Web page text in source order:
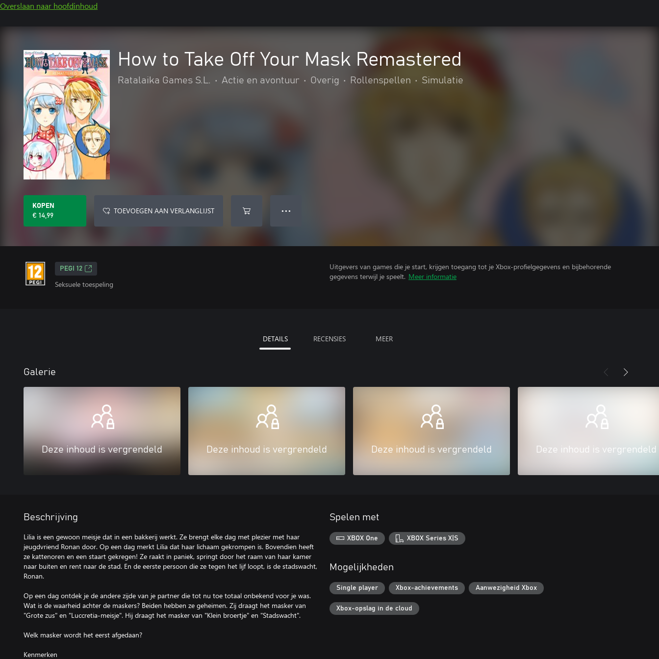
Overslaan naar hoofdinhoud
How to Take Off Your Mask Remastered
Ratalaika Games S.L. • Actie en avontuur • Overig • Rollenspellen • Simulatie
KOPEN
€ 14,99
TOEVOEGEN AAN VERLANGLIJST ● ● ●
PEGI 12
Seksuele toespeling
Uitgevers van games die je start, krijgen toegang tot je Xbox-profielgegevens en bijbehorende
gegevens terwijl je speelt. Meer informatie
DETAILS RECENSIES MEER
Galerie
Deze inhoud is vergrendeld Deze inhoud is vergrendeld Deze inhoud is vergrendeld Deze inhoud is vergrendeld
Beschrijving
Lilia is een gewoon meisje dat in een bakkerij werkt. Ze brengt elke dag met plezier met haar
jeugdvriend Ronan door. Op een dag merkt Lilia dat haar lichaam gekrompen is. Bovendien heeft
ze kattenoren en een staart gekregen! Ze raakt in paniek, springt door het raam van haar kamer
naar buiten en rent naar de stad. En de eerste persoon die ze tegen het lijf loopt, is de stadswacht,
Ronan.
Op een dag ontdek je de andere zijde van je partner die tot nu toe totaal onbekend voor je was.
Wat is de waarheid achter de maskers? Beiden hebben ze geheimen. Zij draagt het masker van
"Grote zus" en "Luccretia-meisje". Hij draagt het masker van "Klein broertje" en "Stadswacht".
Welk masker wordt het eerst afgedaan?
Kenmerken
Spelen met
XBOX One XBOX Series X|S
Mogelijkheden
Single player Xbox-achievements Aanwezigheid Xbox
Xbox-opslag in de cloud